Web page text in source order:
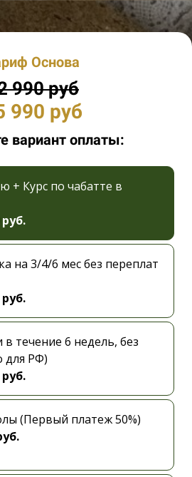
Основа
990 руб
990 руб
вариант оплаты:
+ Курс по чабатте в
руб.
на 3/4/6 мес без переплат
руб.
течение 6 недель, без
для РФ)
руб.
(Первый платеж 50%)